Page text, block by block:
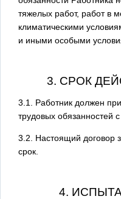
тяжелых работ, работ в
климатическими
и иными особыми
3. СРОК
3.1. Работник должен
трудовых обязанностей с
3.2. Настоящий договор
срок.
4.